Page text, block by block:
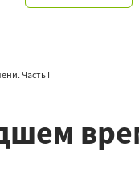
Часть I